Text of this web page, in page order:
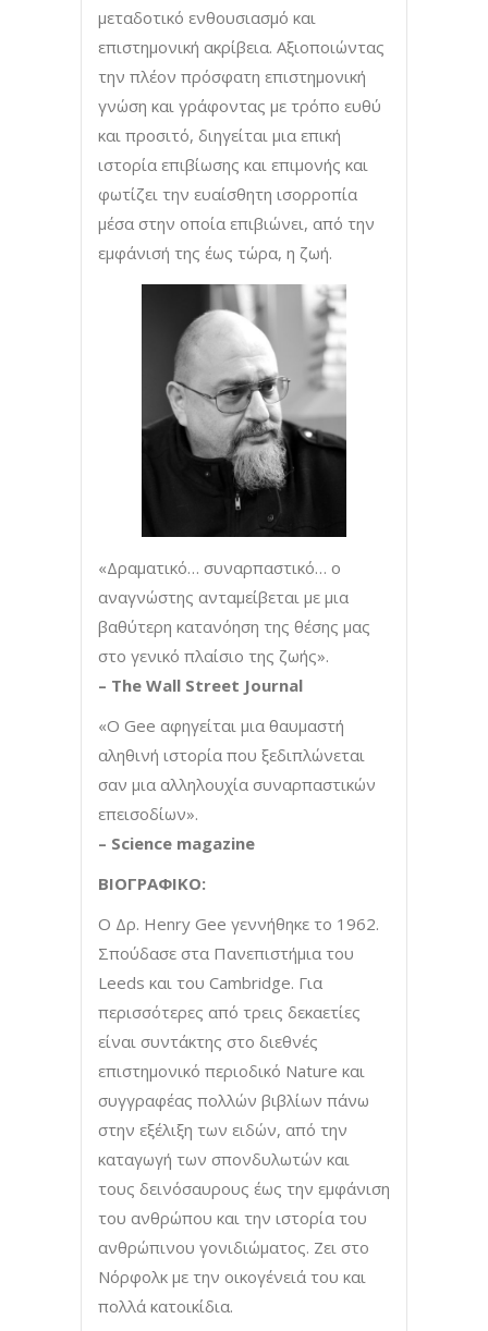
μεταδοτικό ενθουσιασμό και
επιστημονική ακρίβεια. Αξιοποιώντας
την πλέον πρόσφατη επιστημονική
γνώση και γράφοντας με τρόπο ευθύ
και προσιτό, διηγείται μια επική
ιστορία επιβίωσης και επιμονής και
φωτίζει την ευαίσθητη ισορροπία
μέσα στην οποία επιβιώνει, από την
εμφάνισή της έως τώρα, η ζωή.
«Δραματικό… συναρπαστικό… ο
αναγνώστης ανταμείβεται με μια
βαθύτερη κατανόηση της θέσης μας
στο γενικό πλαίσιο της ζωής».
– The Wall Street Journal
«Ο Gee αφηγείται μια θαυμαστή
αληθινή ιστορία που ξεδιπλώνεται
σαν μια αλληλουχία συναρπαστικών
επεισοδίων».
– Science magazine
ΒΙΟΓΡΑΦΙΚΟ:
Ο Δρ. Henry Gee γεννήθηκε το 1962.
Σπούδασε στα Πανεπιστήμια του
Leeds και του Cambridge. Για
περισσότερες από τρεις δεκαετίες
είναι συντάκτης στο διεθνές
επιστημονικό περιοδικό Nature και
συγγραφέας πολλών βιβλίων πάνω
στην εξέλιξη των ειδών, από την
καταγωγή των σπονδυλωτών και
τους δεινόσαυρους έως την εμφάνιση
του ανθρώπου και την ιστορία του
ανθρώπινου γονιδιώματος. Ζει στο
Νόρφολκ με την οικογένειά του και
πολλά κατοικίδια.